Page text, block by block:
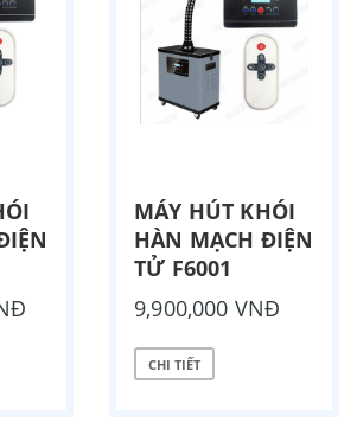
MÁY HÚT KHÓI
HÀN MẠCH ĐIỆN
TỬ F6001
9,900,000 VNĐ
CHI TIẾT